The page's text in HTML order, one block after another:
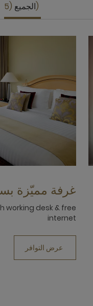
الجميع 5
غرفة مميّزة
working desk & free
internet
عرض التوافر